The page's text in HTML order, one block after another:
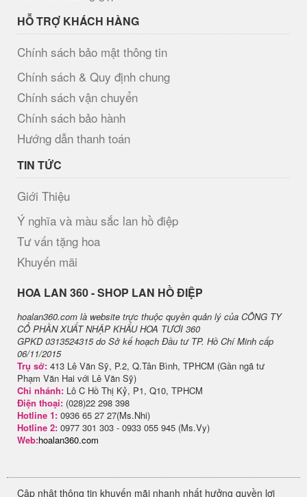
HỖ TRỢ KHÁCH HÀNG
Chính sách bảo mật thông tin
Chính sách & Quy định chung
Chính sách vận chuyển
Chính sách bảo hành
Hướng dẫn thanh toán
TIN TỨC
Giới Thiệu
Ý nghĩa và màu sắc lan hồ điệp
Tư vấn tặng hoa
Khuyến mãi
H​OA LAN 360 - SHOP LAN HỒ ĐIỆP
hoalan360.com là website trực thuộc quyền quản lý của CÔNG TY
CỔ PHẦN XUẤT NHẬP KHẨU HOA TƯƠI 360
GPKD 0313524315 do Sở kế hoạch Đầu tư TP. Hồ Chí Minh cấp
06/11/2015
Trụ sở: 413 Lê Văn Sỹ, P.2, Q.Tân Bình, TPHCM (Gần ngã tư
Phạm Văn Hai với Lê Văn Sỹ)
Chi nhánh: Lô C Hồ Thị Kỷ, P1, Q10, TPHCM
Điện thoại: (028)22 298 398
Hotline 1: 0936 65 27 27(Ms.Nhi)
Hotline 2: 0977 301 303 - 0933 055 945 (Ms.Vy)
Web:hoalan360.com
Cập nhật thông tin khuyến mãi nhanh nhất hưởng quyền lợi